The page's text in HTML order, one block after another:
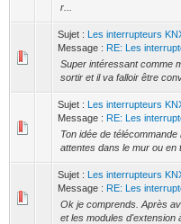
r...
Sujet : Les interrupteurs
Message : RE: Les
Super intéressant comme
sortir et il va falloir être
Sujet : Les interrupteurs
Message : RE: Les
Ton idée de
attentes dans le mur ou en
Sujet : Les interrupteurs
Message : RE: Les
Ok je comprends. Après
et les modules d'extension